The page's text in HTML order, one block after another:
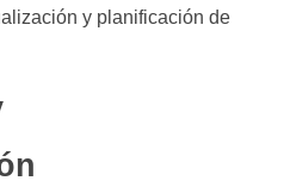
y planificación de